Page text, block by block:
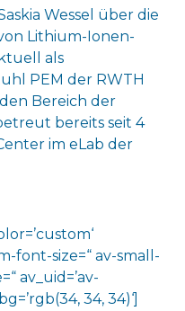
Wessel über die
Lithium-Ionen-
als
PEM der RWTH
Bereich der
bereits seit 4
im eLab der
font-size=“ av-small-
av_uid=’av-
34, 34)‘]